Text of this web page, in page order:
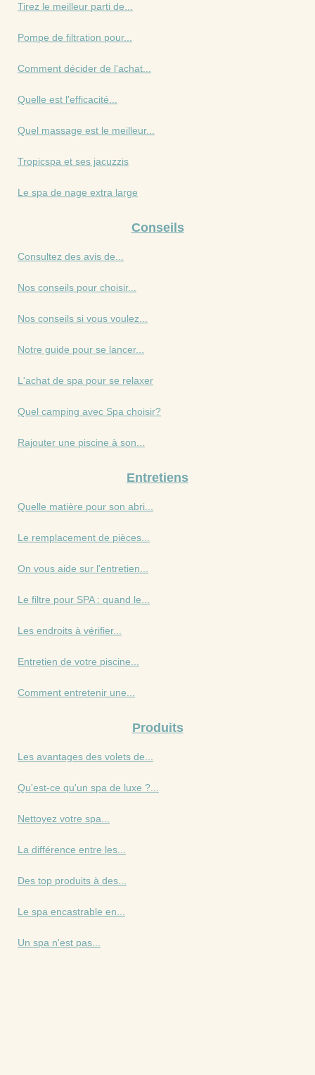
Tirez le meilleur parti de...
Pompe de filtration pour...
Comment décider de l'achat...
Quelle est l'efficacité...
Quel massage est le meilleur...
Tropicspa et ses jacuzzis
Le spa de nage extra large
Conseils
Consultez des avis de...
Nos conseils pour choisir...
Nos conseils si vous voulez...
Notre guide pour se lancer...
L'achat de spa pour se relaxer
Quel camping avec Spa choisir?
Rajouter une piscine à son...
Entretiens
Quelle matière pour son abri...
Le remplacement de pièces...
On vous aide sur l'entretien...
Le filtre pour SPA : quand le...
Les endroits à vérifier...
Entretien de votre piscine...
Comment entretenir une...
Produits
Les avantages des volets de...
Qu'est-ce qu'un spa de luxe ?...
Nettoyez votre spa...
La différence entre les...
Des top produits à des...
Le spa encastrable en...
Un spa n'est pas...